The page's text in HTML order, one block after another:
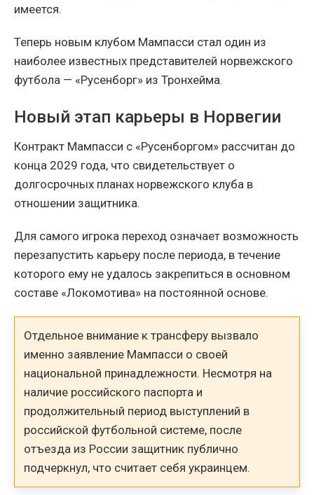
имеется.
Теперь новым клубом Мампасси стал один из
наиболее известных представителей норвежского
футбола — «Русенборг» из Тронхейма.
Новый этап карьеры в Норвегии
Контракт Мампасси с «Русенборгом» рассчитан до
конца 2029 года, что свидетельствует о
долгосрочных планах норвежского клуба в
отношении защитника.
Для самого игрока переход означает возможность
перезапустить карьеру после периода, в течение
которого ему не удалось закрепиться в основном
составе «Локомотива» на постоянной основе.
Отдельное внимание к трансферу вызвало
именно заявление Мампасси о своей
национальной принадлежности. Несмотря на
наличие российского паспорта и
продолжительный период выступлений в
российской футбольной системе, после
отъезда из России защитник публично
подчеркнул, что считает себя украинцем.